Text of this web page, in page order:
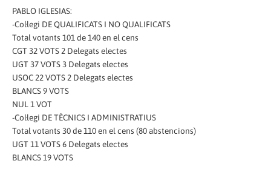
PABLO IGLESIAS:
-Col·legi DE QUALIFICATS I NO QUALIFICATS
Total votants 101 de 140 en el cens
CGT 32 VOTS 2 Delegats electes
UGT 37 VOTS 3 Delegats electes
USOC 22 VOTS 2 Delegats electes
BLANCS 9 VOTS
NUL 1 VOT
-Col·legi DE TÈCNICS I ADMINISTRATIUS
Total votants 30 de 110 en el cens (80 abstencions)
UGT 11 VOTS 6 Delegats electes
BLANCS 19 VOTS